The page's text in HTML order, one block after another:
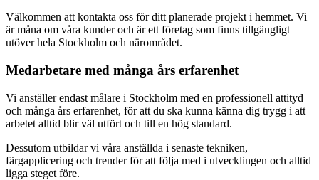
Välkommen att kontakta oss för ditt planerade projekt i hemmet. Vi
är måna om våra kunder och är ett företag som finns tillgängligt
utöver hela Stockholm och närområdet.
Medarbetare med många års erfarenhet
Vi anställer endast målare i Stockholm med en professionell attityd
och många års erfarenhet, för att du ska kunna känna dig trygg i att
arbetet alltid blir väl utfört och till en hög standard.
Dessutom utbildar vi våra anställda i senaste tekniken,
färgapplicering och trender för att följa med i utvecklingen och alltid
ligga steget före.